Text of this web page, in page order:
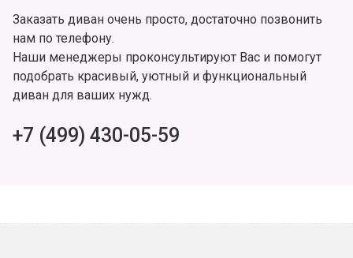
Заказать диван очень просто, достаточно позвонить
нам по телефону.
Наши менеджеры проконсультируют Вас и помогут
подобрать красивый, уютный и функциональный
диван для ваших нужд.
+7 (499) 430-05-59